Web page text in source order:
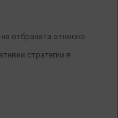
отбраната относно
стратегии в